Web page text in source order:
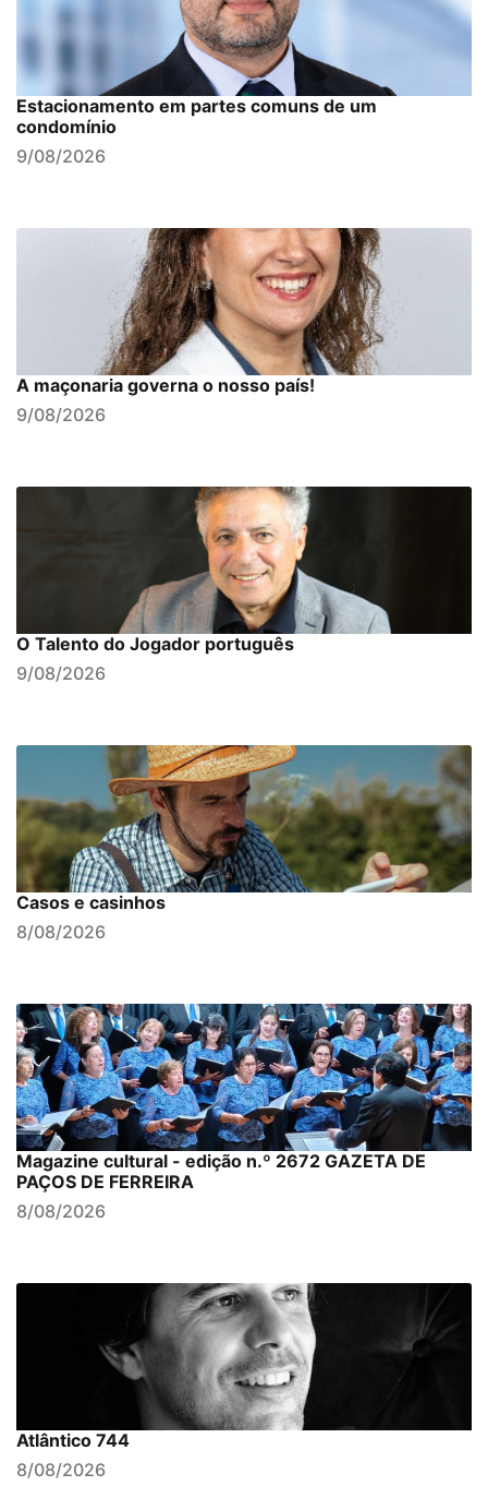
Estacionamento em partes comuns de um
condomínio
9/08/2026
A maçonaria governa o nosso país!
9/08/2026
O Talento do Jogador português
9/08/2026
Casos e casinhos
8/08/2026
Magazine cultural - edição n.º 2672 GAZETA DE
PAÇOS DE FERREIRA
8/08/2026
Atlântico 744
8/08/2026